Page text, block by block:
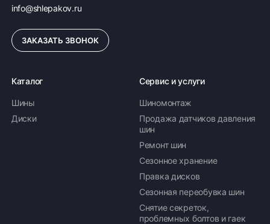
info@shlepakov.ru
ЗАКАЗАТЬ ЗВОНОК
Каталог
Шины
Диски
Сервис и услуги
Шиномонтаж
Продажа датчиков давления
шин
Ремонт шин
Сезонное хранение
Правка дисков
Сезонная переобувка шин
Снятие секреток,
проблемных болтов и гаек